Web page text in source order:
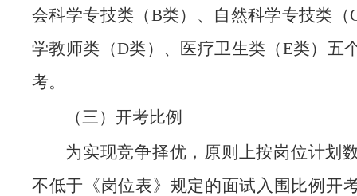
会科学专技类（B类）、自然科学专技类（
学教师类（D类）、医疗卫生类（E类）五
考。
（三）开考比例
为实现竞争择优，原则上按岗位计划
不低于《岗位表》规定的面试入围比例开